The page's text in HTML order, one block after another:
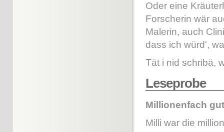
Oder eine
Forscherin wär
Malerin, auch
dass ich würd',
Tät i nid schribä,
Leseprobe
Millionenfach
Milli war die